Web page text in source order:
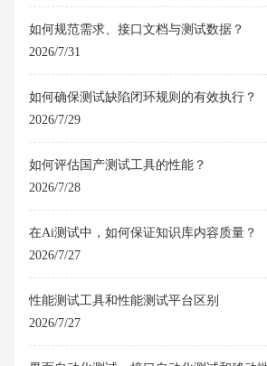
如何规范需求、接口文档与测试数据？
2026/7/31
如何确保测试缺陷闭环规则的有效执行？
2026/7/29
如何评估国产测试工具的性能？
2026/7/28
在Ai测试中，如何保证知识库内容质量？
2026/7/27
性能测试工具和性能测试平台区别
2026/7/27